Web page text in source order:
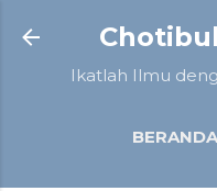
Langsung
Ikatlah Ilmu
BERANDA